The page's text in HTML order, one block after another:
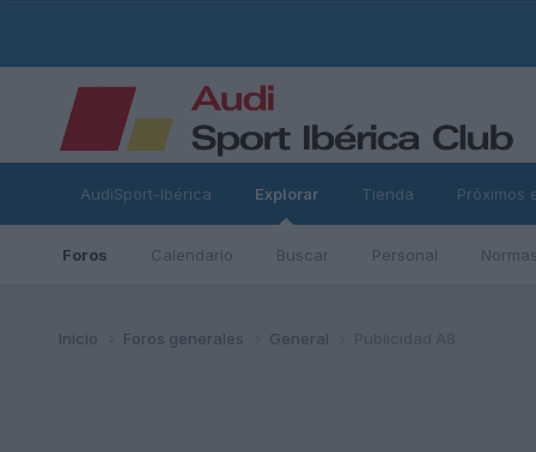
AudiSport-Ibérica Explorar
Foros Calendario Buscar Personal
Tienda Próximos
Inicio Foros generales General